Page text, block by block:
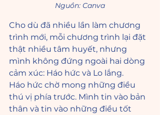
Nguồn: Canva
Cho dù đã nhiều lần làm chương
trình mới, mỗi chương trình lại đặt
thật nhiều tâm huyết, nhưng
mình không đứng ngoài hai dòng
cảm xúc: Háo hức và Lo lắng.
Háo hức chờ mong những điều
thú vị phía trước. Mình tin vào bản
thân và tin vào những điều tốt